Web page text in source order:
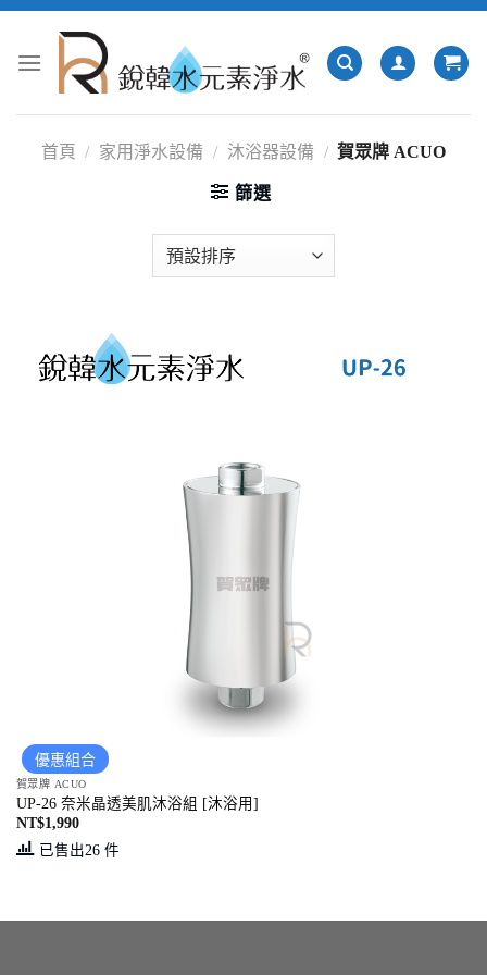
跳
首頁
/ 家用淨水設備 / 沐浴器設備 / 賀眾牌 ACUO
篩選
優惠組合
賀眾牌 ACUO
UP-26 奈米晶透美肌沐浴組 [沐浴用]
NT$1,990
已售出26 件